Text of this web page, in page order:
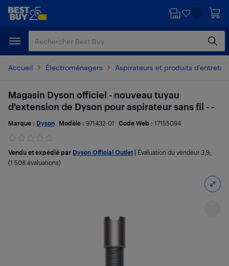
Passer
principal
Passer
Accueil Électroménagers Aspirateurs et produits
Magasin Dyson officiel - nouveau tuyau
d'extension de Dyson pour aspirateur sans fil - -
Marque : Dyson Modèle : 971432-01 Code Web : 17155094
Vendu et expédié par Dyson Official Outlet Évaluation du vendeur 3,9;
(1 508 évaluations)